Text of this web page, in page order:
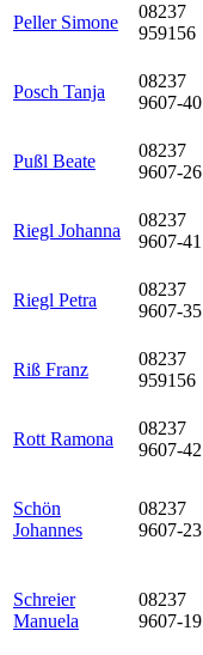
Peller Simone
08237
959156
Posch Tanja
08237
9607-40
Pußl Beate
08237
9607-26
Riegl Johanna
08237
9607-41
Riegl Petra
08237
9607-35
Riß Franz
08237
959156
Rott Ramona
08237
9607-42
Schön
Johannes
08237
9607-23
Schreier
Manuela
08237
9607-19